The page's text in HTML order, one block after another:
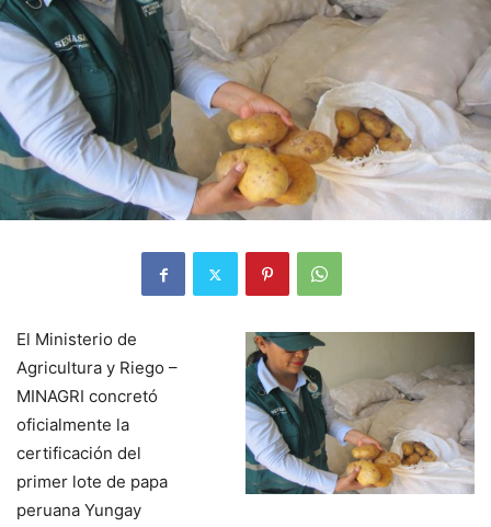
El Ministerio de
Agricultura y Riego –
MINAGRI concretó
oficialmente la
certificación del
primer lote de papa
peruana Yungay